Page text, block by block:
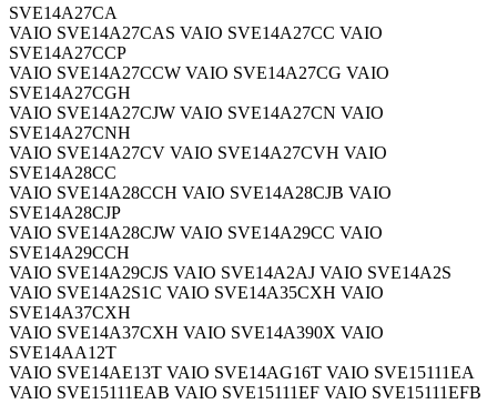
SVE14A27CA
VAIO SVE14A27CAS VAIO SVE14A27CC VAIO
SVE14A27CCP
VAIO SVE14A27CCW VAIO SVE14A27CG VAIO
SVE14A27CGH
VAIO SVE14A27CJW VAIO SVE14A27CN VAIO
SVE14A27CNH
VAIO SVE14A27CV VAIO SVE14A27CVH VAIO
SVE14A28CC
VAIO SVE14A28CCH VAIO SVE14A28CJB VAIO
SVE14A28CJP
VAIO SVE14A28CJW VAIO SVE14A29CC VAIO
SVE14A29CCH
VAIO SVE14A29CJS VAIO SVE14A2AJ VAIO SVE14A2S
VAIO SVE14A2S1C VAIO SVE14A35CXH VAIO
SVE14A37CXH
VAIO SVE14A37CXH VAIO SVE14A390X VAIO
SVE14AA12T
VAIO SVE14AE13T VAIO SVE14AG16T VAIO SVE15111EA
VAIO SVE15111EAB VAIO SVE15111EF VAIO SVE15111EFB